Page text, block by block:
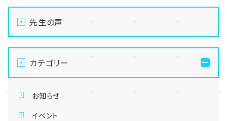
先生の声
カテゴリー
お知らせ
イベント